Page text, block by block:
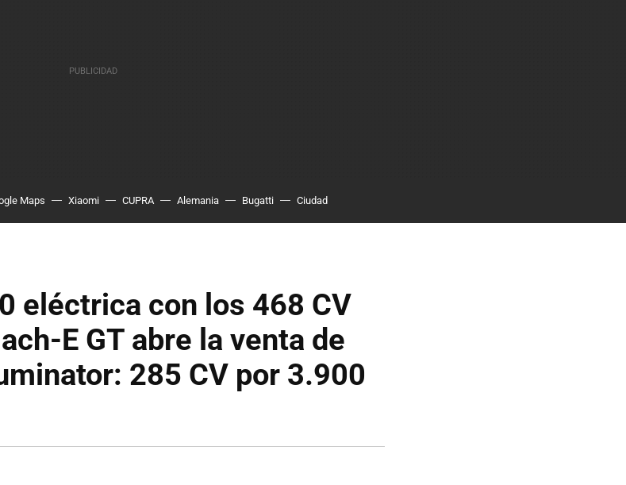
Maps Xiaomi CUPRA Alemania Bugatti Ciudad
eléctrica con los 468 CV
E GT abre la venta de
285 CV por 3.900